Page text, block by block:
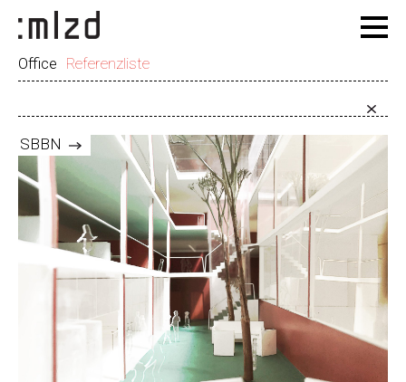
Office Referenzliste
SBBN